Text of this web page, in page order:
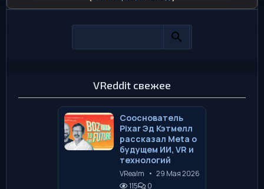
VReddit свежее
Сооснователь
Pixar Эд Кэтмелл
рассказал Meta о
будущем ИИ, VR и
технологий
VRealm • 29 Мая 2026
115
0